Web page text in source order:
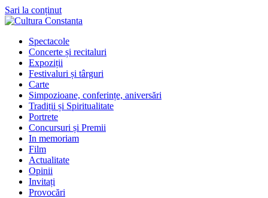
Sari la conținut
Spectacole
Concerte și recitaluri
Expoziții
Festivaluri și târguri
Carte
Simpozioane, conferințe, aniversări
Tradiții și Spiritualitate
Portrete
Concursuri și Premii
In memoriam
Film
Actualitate
Opinii
Invitați
Provocări